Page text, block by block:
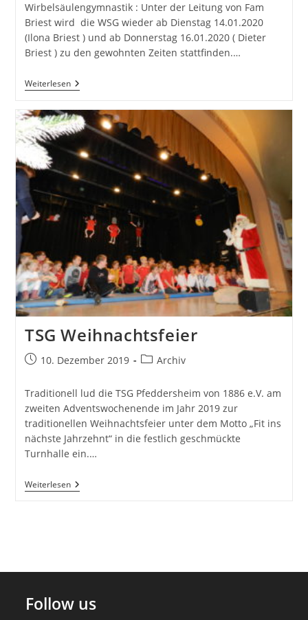
Wirbelsäulengymnastik : Unter der Leitung von Fam
Briest wird die WSG wieder ab Dienstag 14.01.2020
(Ilona Briest ) und ab Donnerstag 16.01.2020 ( Dieter
Briest ) zu den gewohnten Zeiten stattfinden.…
WeiterlesenAb
Januar
Werden
Die
Kurse
Wieder
Wie
Folgt
Starten
TSG Weihnachtsfeier
Beitrag10. Dezember 2019
Beitrags-
Archiv
Traditionell lud die TSG Pfeddersheim von 1886 e.V. am
zweiten Adventswochenende im Jahr 2019 zur
traditionellen Weihnachtsfeier unter dem Motto „Fit ins
nächste Jahrzehnt“ in die festlich geschmückte
Turnhalle ein.…
WeiterlesenTSG
Weihnachtsfeier
Follow us